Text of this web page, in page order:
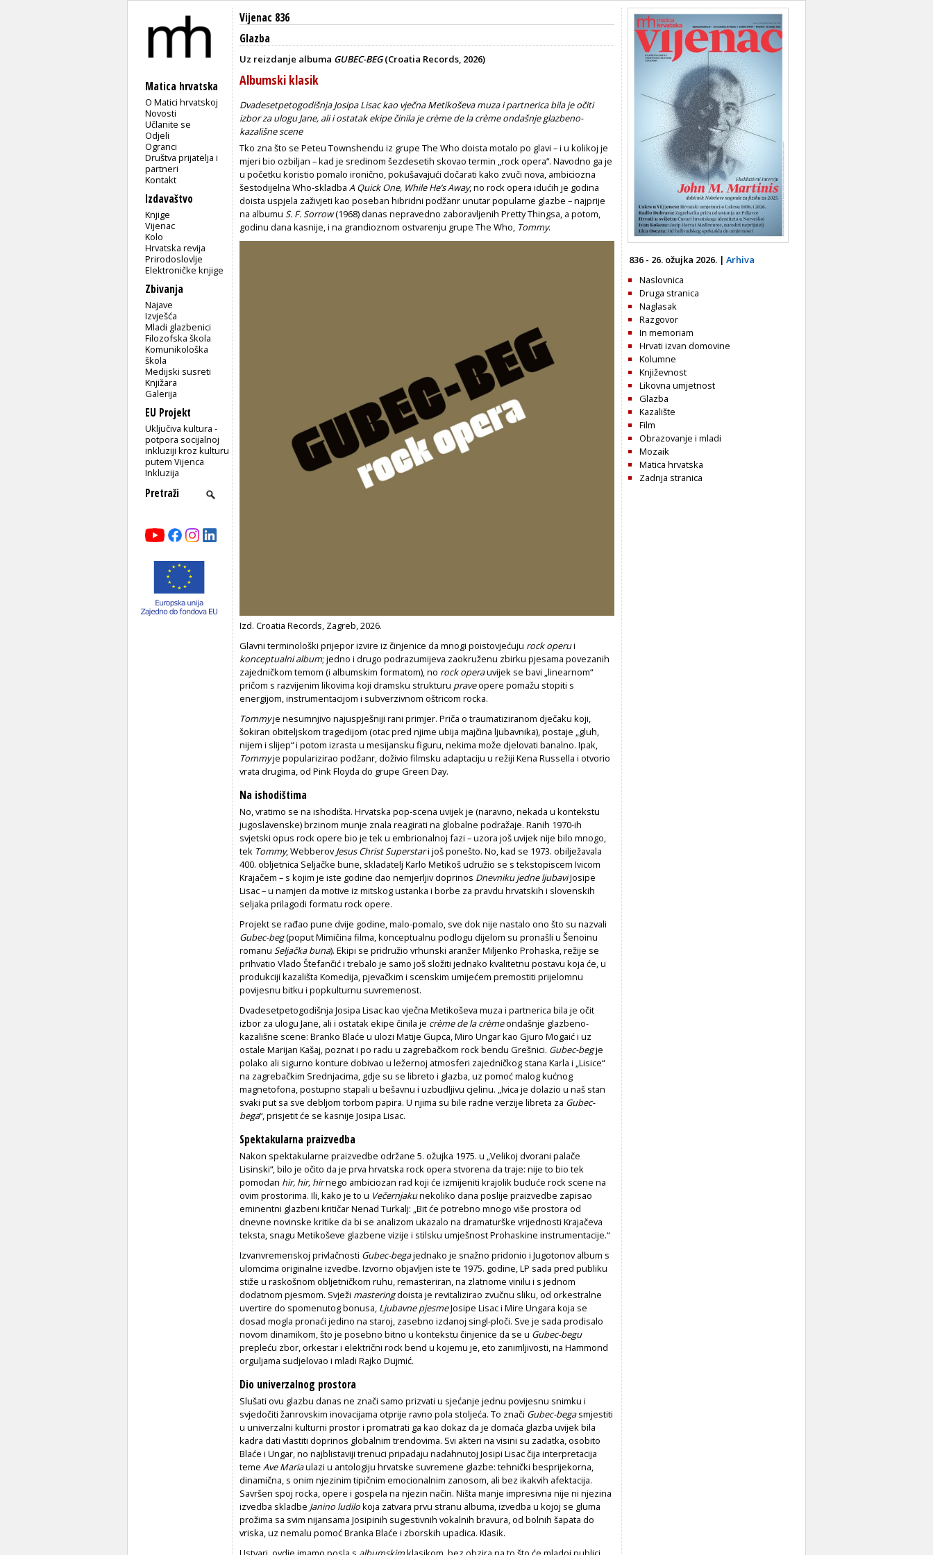
Matica hrvatska
O Matici hrvatskoj
Novosti
Učlanite se
Odjeli
Ogranci
Društva prijatelja i
partneri
Kontakt
Izdavaštvo
Knjige
Vijenac
Kolo
Hrvatska revija
Prirodoslovlje
Elektroničke knjige
Zbivanja
Najave
Izvješća
Mladi glazbenici
Filozofska škola
Komunikološka
škola
Medijski susreti
Knjižara
Galerija
EU Projekt
Uključiva kultura -
potpora socijalnoj
inkluziji kroz kulturu
putem Vijenca
Inkluzija
Vijenac 836
Glazba
Uz reizdanje albuma GUBEC-BEG(Croatia Records, 2026)
Albumski klasik
Dvadesetpetogodišnja Josipa Lisac kao vječna Metikoševa muza i partnerica bila je očiti
izbor za ulogu Jane, ali i ostatak ekipe činila je crème de la crème ondašnje glazbeno-
kazališne scene
Tko zna što se Peteu Townshendu iz grupe The Who doista motalo po glavi – i u kolikoj je
mjeri bio ozbiljan – kad je sredinom šezdesetih skovao termin „rock opera“. Navodno ga je
u početku koristio pomalo ironično, pokušavajući dočarati kako zvuči nova, ambiciozna
šestodijelna Who-skladba A Quick One, While He’s Away, no rock opera idućih je godina
doista uspjela zaživjeti kao poseban hibridni podžanr unutar popularne glazbe – najprije
na albumu S. F. Sorrow(1968) danas nepravedno zaboravljenih Pretty Thingsa, a potom,
godinu dana kasnije, i na grandioznom ostvarenju grupe The Who, Tommy.
Izd. Croatia Records, Zagreb, 2026.
Glavni terminološki prijepor izvire iz činjenice da mnogi poistovjećuju rock operui
konceptualni album; jedno i drugo podrazumijeva zaokruženu zbirku pjesama povezanih
zajedničkom temom (i albumskim formatom), no rock operauvijek se bavi „linearnom“
pričom s razvijenim likovima koji dramsku strukturu praveopere pomažu stopiti s
energijom, instrumentacijom i subverzivnom oštricom rocka.
Tommyje nesumnjivo najuspješniji rani primjer. Priča o traumatiziranom dječaku koji,
šokiran obiteljskom tragedijom (otac pred njime ubija majčina ljubavnika), postaje „gluh,
nijem i slijep“ i potom izrasta u mesijansku figuru, nekima može djelovati banalno. Ipak,
Tommyje popularizirao podžanr, doživio filmsku adaptaciju u režiji Kena Russella i otvorio
vrata drugima, od Pink Floyda do grupe Green Day.
Na ishodištima
No, vratimo se na ishodišta. Hrvatska pop-scena uvijek je (naravno, nekada u kontekstu
jugoslavenske) brzinom munje znala reagirati na globalne podražaje. Ranih 1970-ih
svjetski opus rock opere bio je tek u embrionalnoj fazi – uzora još uvijek nije bilo mnogo,
tek Tommy, WebberovJesus Christ Superstari još ponešto. No, kad se 1973. obilježavala
400. obljetnica Seljačke bune, skladatelj Karlo Metikoš udružio se s tekstopiscem Ivicom
Krajačem – s kojim je iste godine dao nemjerljiv doprinos Dnevniku jedne ljubaviJosipe
Lisac – u namjeri da motive iz mitskog ustanka i borbe za pravdu hrvatskih i slovenskih
seljaka prilagodi formatu rock opere.
Projekt se rađao pune dvije godine, malo-pomalo, sve dok nije nastalo ono što su nazvali
Gubec-beg(poput Mimičina filma, konceptualnu podlogu dijelom su pronašli u Šenoinu
romanu Seljačka buna). Ekipi se pridružio vrhunski aranžer Miljenko Prohaska, režije se
prihvatio Vlado Štefančić i trebalo je samo još složiti jednako kvalitetnu postavu koja će, u
produkciji kazališta Komedija, pjevačkim i scenskim umijećem premostiti prijelomnu
povijesnu bitku i popkulturnu suvremenost.
Dvadesetpetogodišnja Josipa Lisac kao vječna Metikoševa muza i partnerica bila je očit
izbor za ulogu Jane, ali i ostatak ekipe činila je crème de la crèmeondašnje glazbeno-
kazališne scene: Branko Blaće u ulozi Matije Gupca, Miro Ungar kao Gjuro Mogaić i uz
ostale Marijan Kašaj, poznat i po radu u zagrebačkom rock bendu Grešnici. Gubec-begje
polako ali sigurno konture dobivao u ležernoj atmosferi zajedničkog stana Karla i „Lisice“
na zagrebačkim Srednjacima, gdje su se libreto i glazba, uz pomoć malog kućnog
magnetofona, postupno stapali u bešavnu i uzbudljivu cjelinu. „Ivica je dolazio u naš stan
svaki put sa sve debljom torbom papira. U njima su bile radne verzije libreta za Gubec-
bega“, prisjetit će se kasnije Josipa Lisac.
Spektakularna praizvedba
Nakon spektakularne praizvedbe održane 5. ožujka 1975. u „Velikoj dvorani palače
Lisinski“, bilo je očito da je prva hrvatska rock opera stvorena da traje: nije to bio tek
pomodan hir, hir, hirnego ambiciozan rad koji će izmijeniti krajolik buduće rock scene na
ovim prostorima. Ili, kako je to u Večernjakunekoliko dana poslije praizvedbe zapisao
eminentni glazbeni kritičar Nenad Turkalj: „Bit će potrebno mnogo više prostora od
dnevne novinske kritike da bi se analizom ukazalo na dramaturške vrijednosti Krajačeva
teksta, snagu Metikoševe glazbene vizije i stilsku umješnost Prohaskine instrumentacije.“
Izvanvremenskoj privlačnosti Gubec-begajednako je snažno pridonio i Jugotonov album s
ulomcima originalne izvedbe. Izvorno objavljen iste te 1975. godine, LP sada pred publiku
stiže u raskošnom obljetničkom ruhu, remasteriran, na zlatnome vinilu i s jednom
dodatnom pjesmom. Svježi masteringdoista je revitalizirao zvučnu sliku, od orkestralne
uvertire do spomenutog bonusa, Ljubavne pjesmeJosipe Lisac i Mire Ungara koja se
dosad mogla pronaći jedino na staroj, zasebno izdanoj singl-ploči. Sve je sada prodisalo
novom dinamikom, što je posebno bitno u kontekstu činjenice da se u Gubec-begu
prepleću zbor, orkestar i električni rock bend u kojemu je, eto zanimljivosti, na Hammond
orguljama sudjelovao i mladi Rajko Dujmić.
Dio univerzalnog prostora
Slušati ovu glazbu danas ne znači samo prizvati u sjećanje jednu povijesnu snimku i
svjedočiti žanrovskim inovacijama otprije ravno pola stoljeća. To znači Gubec-begasmjestiti
u univerzalni kulturni prostor i promatrati ga kao dokaz da je domaća glazba uvijek bila
kadra dati vlastiti doprinos globalnim trendovima. Svi akteri na visini su zadatka, osobito
Blaće i Ungar, no najblistaviji trenuci pripadaju nadahnutoj Josipi Lisac čija interpretacija
teme Ave Mariaulazi u antologiju hrvatske suvremene glazbe: tehnički besprijekorna,
dinamična, s onim njezinim tipičnim emocionalnim zanosom, ali bez ikakvih afektacija.
Savršen spoj rocka, opere i gospela na njezin način. Ništa manje impresivna nije ni njezina
izvedba skladbe Janino ludilokoja zatvara prvu stranu albuma, izvedba u kojoj se gluma
prožima sa svim nijansama Josipinih sugestivnih vokalnih bravura, od bolnih šapata do
vriska, uz nemalu pomoć Branka Blaće i zborskih upadica. Klasik.
836 - 26. ožujka 2026. | Arhiva
Naslovnica
Druga stranica
Naglasak
Razgovor
In memoriam
Hrvati izvan domovine
Kolumne
Književnost
Likovna umjetnost
Glazba
Kazalište
Film
Obrazovanje i mladi
Mozaik
Matica hrvatska
Zadnja stranica